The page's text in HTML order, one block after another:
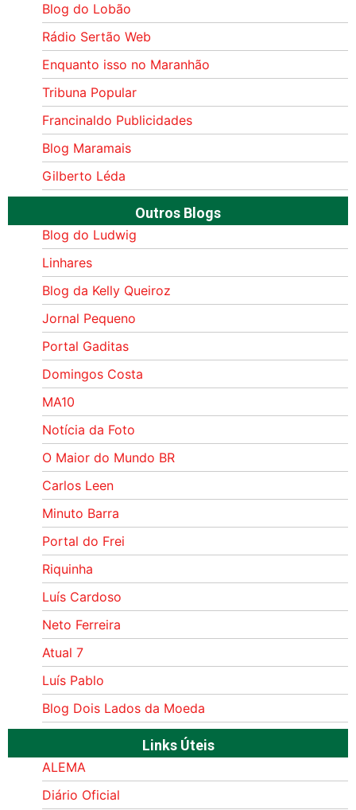
Blog do Lobão
Rádio Sertão Web
Enquanto isso no Maranhão
Tribuna Popular
Francinaldo Publicidades
Blog Maramais
Gilberto Léda
Outros Blogs
Blog do Ludwig
Linhares
Blog da Kelly Queiroz
Jornal Pequeno
Portal Gaditas
Domingos Costa
MA10
Notícia da Foto
O Maior do Mundo BR
Carlos Leen
Minuto Barra
Portal do Frei
Riquinha
Luís Cardoso
Neto Ferreira
Atual 7
Luís Pablo
Blog Dois Lados da Moeda
Links Úteis
ALEMA
Diário Oficial